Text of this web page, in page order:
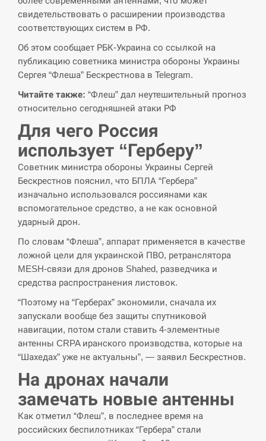
У Росії розгортається ракетний підрозділ КНДР –
Reuters
СЕРПЕНЬ
14:23
хотя у партнеров они…
СЕРПЕНЬ
14:10
У Румунії затоплять чотири баржі для
збільшення потоку води до…
СЕРПЕНЬ
13:53
В Москве пожаловались на “кратный рост” атак
дронов Украины
СЕРПЕНЬ
Біля українського літака в аеропорту Лейпцига
виявили дрон, ймовірно, з…
СЕРПЕНЬ
13:23
“Они должны быть уничтожены”: в МИДе
ответили, как отреагируют на…
СЕРПЕНЬ
13:10
Тайвань проводить найбільші військові
навчання на тлі загрози вторгнення з…
свидетельствовать о расширении производства
соответствующих систем в РФ.
Об этом сообщает РБК-Украина со ссылкой на
публикацию советника министра обороны Украины
Сергея “Флеша” Бескрестнова в Telegram.
Читайте также: “Флеш” дал неутешительный прогноз
относительно сегодняшней атаки РФ
Для чего Россия
использует “Герберу”
Советник министра обороны Украины Сергей
Бескрестнов пояснил, что БПЛА “Гербера”
изначально использовался россиянами как
вспомогательное средство, а не как основной
ударный дрон.
По словам “Флеша”, аппарат применяется в качестве
ложной цели для украинской ПВО, ретранслятора
MESH-связи для дронов Shahed, разведчика и
средства распространения листовок.
“Поэтому на “Герберах” экономили, сначала их
запускали вообще без защиты спутниковой
навигации, потом стали ставить 4-элементные
антенны CRPA иранского производства, которые на
“Шахедах” уже не актуальны”, — заявил Бескрестнов.
На дронах начали
замечать новые антенны
Как отметил “Флеш”, в последнее время на
российских беспилотниках “Гербера” стали